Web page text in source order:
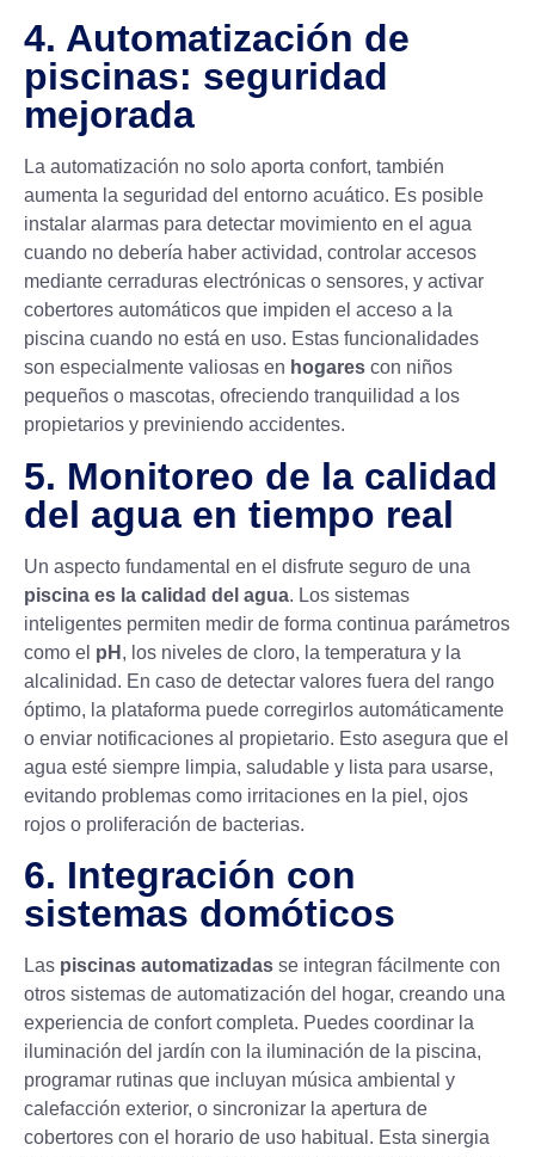
4. Automatización de
piscinas: seguridad
mejorada
La automatización no solo aporta confort, también
aumenta la seguridad del entorno acuático. Es posible
instalar alarmas para detectar movimiento en el agua
cuando no debería haber actividad, controlar accesos
mediante cerraduras electrónicas o sensores, y activar
cobertores automáticos que impiden el acceso a la
piscina cuando no está en uso. Estas funcionalidades
son especialmente valiosas en hogares con niños
pequeños o mascotas, ofreciendo tranquilidad a los
propietarios y previniendo accidentes.
5. Monitoreo de la calidad
del agua en tiempo real
Un aspecto fundamental en el disfrute seguro de una
piscina es la calidad del agua. Los sistemas
inteligentes permiten medir de forma continua parámetros
como el pH , los niveles de cloro, la temperatura y la
alcalinidad. En caso de detectar valores fuera del rango
óptimo, la plataforma puede corregirlos automáticamente
o enviar notificaciones al propietario. Esto asegura que el
agua esté siempre limpia, saludable y lista para usarse,
evitando problemas como irritaciones en la piel, ojos
rojos o proliferación de bacterias.
6. Integración con
sistemas domóticos
Las piscinas automatizadas se integran fácilmente con
otros sistemas de automatización del hogar, creando una
experiencia de confort completa. Puedes coordinar la
iluminación del jardín con la iluminación de la piscina,
programar rutinas que incluyan música ambiental y
calefacción exterior, o sincronizar la apertura de
cobertores con el horario de uso habitual. Esta sinergia